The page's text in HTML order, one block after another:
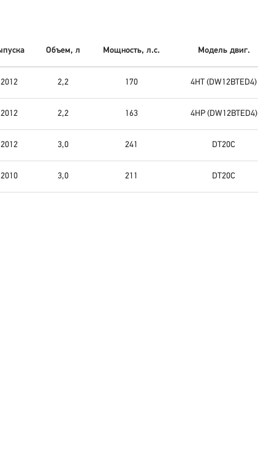
Объем, л Мощность, л.с. Модель двиг.
2,2 170 4HT (DW12BTED4)
2,2 163 4HP (DW12BTED4)
3,0 241 DT20C
3,0 211 DT20C